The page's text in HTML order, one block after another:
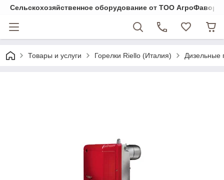
Cельскохозяйственное оборудование от ТОО
Товары и услуги Горелки Riello (Италия) Дизельные